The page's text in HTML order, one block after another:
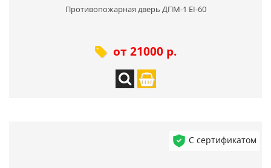
Противопожарная дверь ДПМ-1 EI-60
от 21000 р.
С сертификатом